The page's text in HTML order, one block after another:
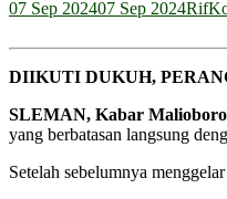
07 Sep 202407 Sep 2024Rif
DIIKUTI DUKUH,
SLEMAN, Kabar Malioboro
yang berbatasan langsung
Setelah sebelumnya